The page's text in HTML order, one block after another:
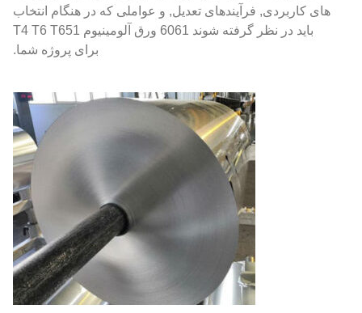
های کاربردی, فرآیندهای تعدیل, و عواملی که در هنگام انتخاب
باید در نظر گرفته شوند 6061 ورق آلومینیوم T4 T6 T651
برای پروژه شما.